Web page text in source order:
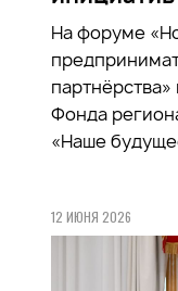
На форуме
Фонда
«Наше
12 ИЮНЯ 2026